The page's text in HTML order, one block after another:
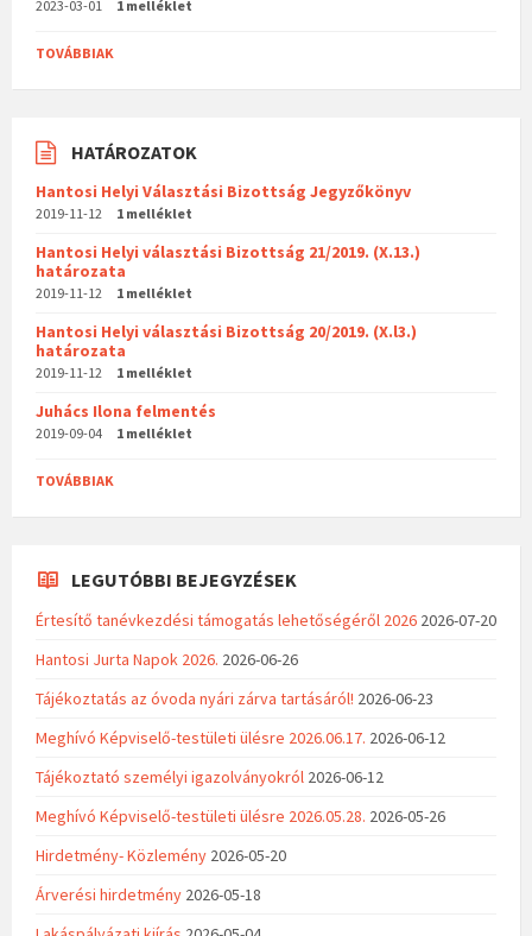
2023-03-01 1 melléklet
TOVÁBBIAK
HATÁROZATOK
Hantosi Helyi Választási Bizottság Jegyzőkönyv
2019-11-12 1 melléklet
Hantosi Helyi választási Bizottság 21/2019. (X.13.)
határozata
2019-11-12 1 melléklet
Hantosi Helyi választási Bizottság 20/2019. (X.l3.)
határozata
2019-11-12 1 melléklet
Juhács Ilona felmentés
2019-09-04 1 melléklet
TOVÁBBIAK
LEGUTÓBBI BEJEGYZÉSEK
Értesítő tanévkezdési támogatás lehetőségéről 2026 2026-07-20
Hantosi Jurta Napok 2026. 2026-06-26
Tájékoztatás az óvoda nyári zárva tartásáról! 2026-06-23
Meghívó Képviselő-testületi ülésre 2026.06.17. 2026-06-12
Tájékoztató személyi igazolványokról 2026-06-12
Meghívó Képviselő-testületi ülésre 2026.05.28. 2026-05-26
Hirdetmény- Közlemény 2026-05-20
Árverési hirdetmény 2026-05-18